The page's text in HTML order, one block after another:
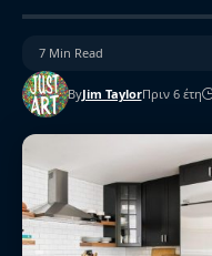
ByJim TaylorΠριν 6 έτη
7 Min Read